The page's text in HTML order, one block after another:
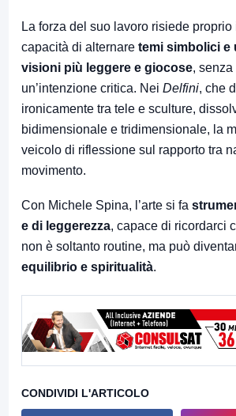
La forza del suo lavoro risiede proprio
capacità di alternare temi simbolici e
visioni più leggere e giocose,
un’intenzione critica. Nei Delfini, che
ironicamente tra tele e sculture,
bidimensionale e tridimensionale, la
veicolo di riflessione sul rapporto tra
movimento.
Con Michele Spina, l’arte si fa
e di leggerezza, capace di ricordarci
non è soltanto routine, ma può
equilibrio e spiritualità.
CONDIVIDI L'ARTICOLO